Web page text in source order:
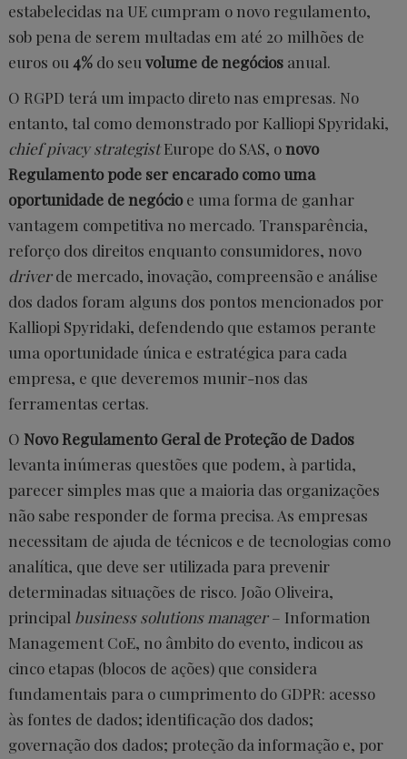
estabelecidas na UE cumpram o novo regulamento,
sob pena de serem multadas em até 20 milhões de
euros ou 4% do seu volume de negócios anual.
O RGPD terá um impacto direto nas empresas. No
entanto, tal como demonstrado por Kalliopi Spyridaki,
chief pivacy strategistEurope do SAS, o novo
Regulamento pode ser encarado como uma
oportunidade de negócioe uma forma de ganhar
vantagem competitiva no mercado. Transparência,
reforço dos direitos enquanto consumidores, novo
driverde mercado, inovação, compreensão e análise
dos dados foram alguns dos pontos mencionados por
Kalliopi Spyridaki, defendendo que estamos perante
uma oportunidade única e estratégica para cada
empresa, e que deveremos munir-nos das
ferramentas certas.
O Novo Regulamento Geral de Proteção de Dados
levanta inúmeras questões que podem, à partida,
parecer simples mas que a maioria das organizações
não sabe responder de forma precisa. As empresas
necessitam de ajuda de técnicos e de tecnologias como
analítica, que deve ser utilizada para prevenir
determinadas situações de risco. João Oliveira,
principal business solutions manager– Information
Management CoE, no âmbito do evento, indicou as
cinco etapas (blocos de ações) que considera
fundamentais para o cumprimento do GDPR: acesso
às fontes de dados; identificação dos dados;
governação dos dados; proteção da informação e, por